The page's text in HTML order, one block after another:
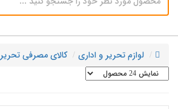
لوازم تحریر و اداری کالای مصرفی تحریر